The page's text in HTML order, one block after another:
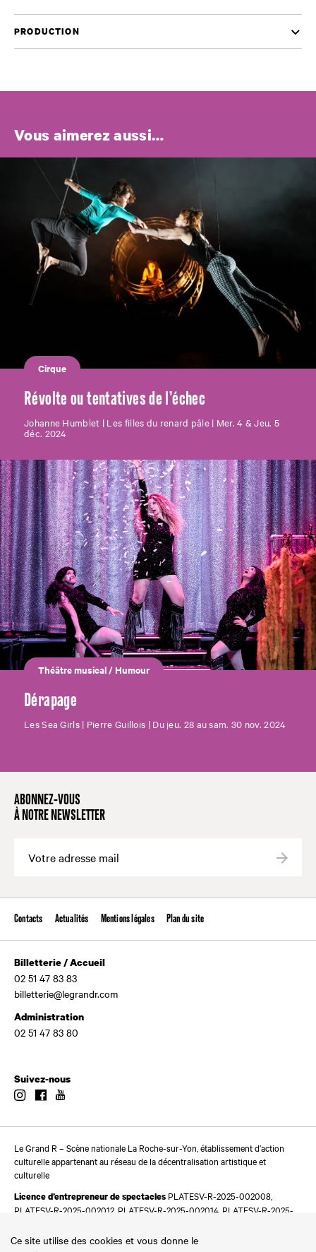
PRODUCTION
Vous aimerez aussi…
Cirque
Révolte ou tentatives de l’échec
Johanne Humblet | Les filles du renard pâle | Mer. 4 & Jeu. 5
déc. 2024
Théâtre musical/ Humour
Dérapage
Les Sea Girls | Pierre Guillois | Du jeu. 28 au sam. 30 nov. 2024
ABONNEZ-VOUS
À NOTRE NEWSLETTER
Contacts Actualités Mentions légales Plan du site
Billetterie / Accueil
02 51 47 83 83
billetterie@legrandr.com
Administration
02 51 47 83 80
Suivez-nous
InstagramFacebook
Le Grand R – Scène nationale La Roche-sur-Yon, établissement d’action
culturelle appartenant au réseau de la décentralisation artistique et
culturelle
Licence d’entrepreneur de spectacles PLATESV-R-2025-002008,
PLATESV-R-2025-002012, PLATESV-R-2025-002014, PLATESV-R-2025-
Ce site utilise des cookies et vous donne le